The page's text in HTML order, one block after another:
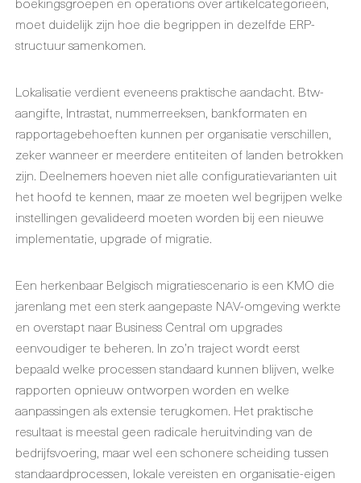
moet duidelijk zijn hoe die begrippen in dezelfde ERP-
structuur samenkomen.
Lokalisatie verdient eveneens praktische aandacht. Btw-
aangifte, Intrastat, nummerreeksen, bankformaten en
rapportagebehoeften kunnen per organisatie verschillen,
zeker wanneer er meerdere entiteiten of landen betrokken
zijn. Deelnemers hoeven niet alle configuratievarianten uit
het hoofd te kennen, maar ze moeten wel begrijpen welke
instellingen gevalideerd moeten worden bij een nieuwe
implementatie, upgrade of migratie.
Een herkenbaar Belgisch migratiescenario is een KMO die
jarenlang met een sterk aangepaste NAV-omgeving werkte
en overstapt naar Business Central om upgrades
eenvoudiger te beheren. In zo’n traject wordt eerst
bepaald welke processen standaard kunnen blijven, welke
rapporten opnieuw ontworpen worden en welke
aanpassingen als extensie terugkomen. Het praktische
resultaat is meestal geen radicale heruitvinding van de
bedrijfsvoering, maar wel een schonere scheiding tussen
standaardprocessen, lokale vereisten en organisatie-eigen